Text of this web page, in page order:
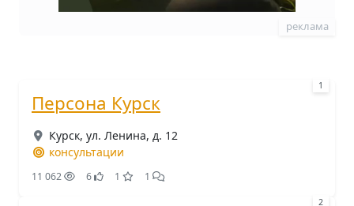
реклама
1
Персона Курск
Курск, ул. Ленина, д. 12
консультации
11 062 6 1 1
2